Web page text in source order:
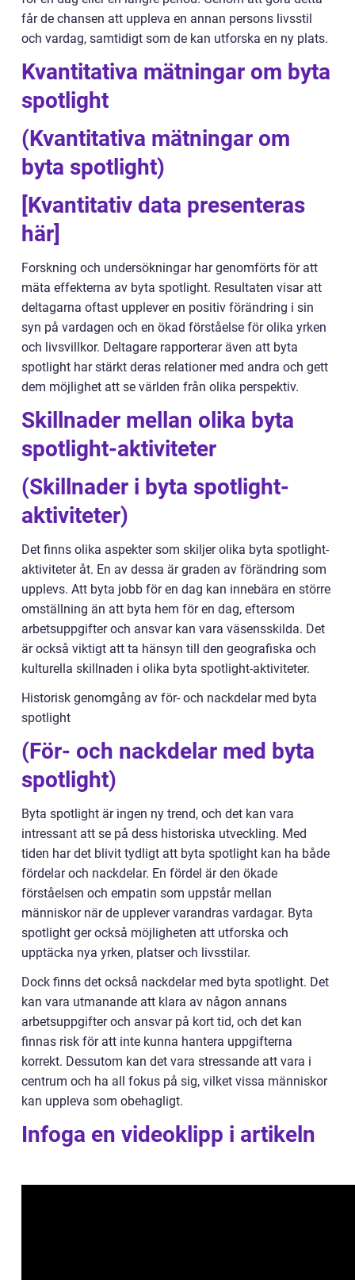
får de chansen att uppleva en annan persons livsstil
och vardag, samtidigt som de kan utforska en ny plats.
Kvantitativa mätningar om byta
spotlight
(Kvantitativa mätningar om
byta spotlight)
[Kvantitativ data presenteras
här]
Forskning och undersökningar har genomförts för att
mäta effekterna av byta spotlight. Resultaten visar att
deltagarna oftast upplever en positiv förändring i sin
syn på vardagen och en ökad förståelse för olika yrken
och livsvillkor. Deltagare rapporterar även att byta
spotlight har stärkt deras relationer med andra och gett
dem möjlighet att se världen från olika perspektiv.
Skillnader mellan olika byta
spotlight-aktiviteter
(Skillnader i byta spotlight-
aktiviteter)
Det finns olika aspekter som skiljer olika byta spotlight-
aktiviteter åt. En av dessa är graden av förändring som
upplevs. Att byta jobb för en dag kan innebära en större
omställning än att byta hem för en dag, eftersom
arbetsuppgifter och ansvar kan vara väsensskilda. Det
är också viktigt att ta hänsyn till den geografiska och
kulturella skillnaden i olika byta spotlight-aktiviteter.
Historisk genomgång av för- och nackdelar med byta
spotlight
(För- och nackdelar med byta
spotlight)
Byta spotlight är ingen ny trend, och det kan vara
intressant att se på dess historiska utveckling. Med
tiden har det blivit tydligt att byta spotlight kan ha både
fördelar och nackdelar. En fördel är den ökade
förståelsen och empatin som uppstår mellan
människor när de upplever varandras vardagar. Byta
spotlight ger också möjligheten att utforska och
upptäcka nya yrken, platser och livsstilar.
Dock finns det också nackdelar med byta spotlight. Det
kan vara utmanande att klara av någon annans
arbetsuppgifter och ansvar på kort tid, och det kan
finnas risk för att inte kunna hantera uppgifterna
korrekt. Dessutom kan det vara stressande att vara i
centrum och ha all fokus på sig, vilket vissa människor
kan uppleva som obehagligt.
Infoga en videoklipp i artikeln